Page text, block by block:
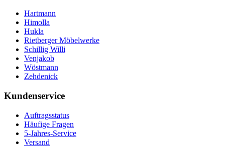
Hartmann
Himolla
Hukla
Rietberger Möbelwerke
Schillig Willi
Venjakob
Wöstmann
Zehdenick
Kundenservice
Auftragsstatus
Häufige Fragen
5-Jahres-Service
Versand